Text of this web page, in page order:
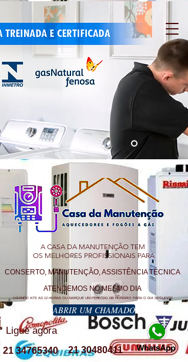
A CASA DA MANUTENÇÃO TEM
OS MELHORES PROFISSIONAIS PARA
CONSERTO, MANUTENÇÃO, ASSISTÊNCIA TÉCNICA
ATENDEMOS NO MESMO DIA
LIGANDO ATE AS 12 HORAS OU MARQUE UM PERÍODO DE HORÁRIO PARA O DIA SEGUINTE
ABRIR UM CHAMADO
Ligue agora
21 30480411
21 34765340